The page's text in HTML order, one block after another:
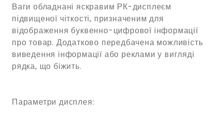
Ваги обладнані яскравим РК-дисплеєм
підвищеної чіткості, призначеним для
відображення буквенно-цифрової інформації
про товар. Додатково передбачена можливість
виведення інформації або реклами у вигляді
рядка, що біжить.
Параметри дисплея: